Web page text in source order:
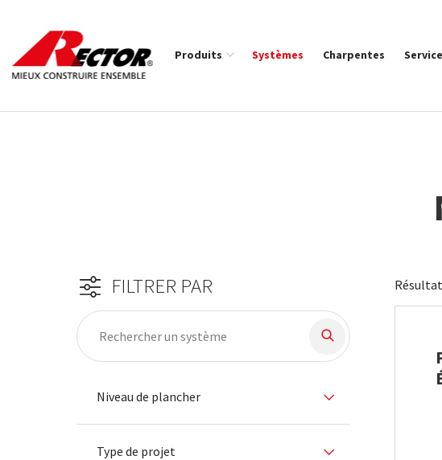
Rector Mieux construire ensemble
Produits Systèmes Charpentes
FILTRER PAR
2 Produit trouvés
Filtrer la recherche
Niveau de plancher
Type de projet